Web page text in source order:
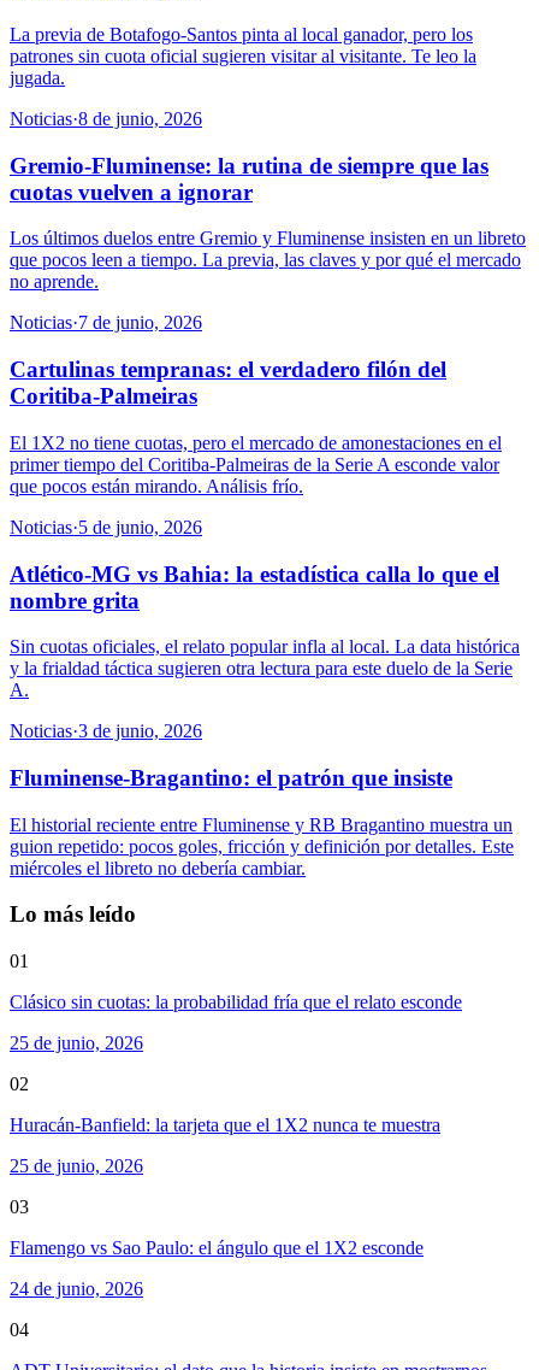
La previa de Botafogo-Santos pinta al local ganador, pero los
patrones sin cuota oficial sugieren visitar al visitante. Te leo la
jugada.
Noticias·8 de junio, 2026
Gremio-Fluminense: la rutina de siempre que las
cuotas vuelven a ignorar
Los últimos duelos entre Gremio y Fluminense insisten en un libreto
que pocos leen a tiempo. La previa, las claves y por qué el mercado
no aprende.
Noticias·7 de junio, 2026
Cartulinas tempranas: el verdadero filón del
Coritiba-Palmeiras
El 1X2 no tiene cuotas, pero el mercado de amonestaciones en el
primer tiempo del Coritiba-Palmeiras de la Serie A esconde valor
que pocos están mirando. Análisis frío.
Noticias·5 de junio, 2026
Atlético-MG vs Bahia: la estadística calla lo que el
nombre grita
Sin cuotas oficiales, el relato popular infla al local. La data histórica
y la frialdad táctica sugieren otra lectura para este duelo de la Serie
A.
Noticias·3 de junio, 2026
Fluminense-Bragantino: el patrón que insiste
El historial reciente entre Fluminense y RB Bragantino muestra un
guion repetido: pocos goles, fricción y definición por detalles. Este
miércoles el libreto no debería cambiar.
Lo más leído
01
Clásico sin cuotas: la probabilidad fría que el relato esconde
25 de junio, 2026
02
Huracán-Banfield: la tarjeta que el 1X2 nunca te muestra
25 de junio, 2026
03
Flamengo vs Sao Paulo: el ángulo que el 1X2 esconde
24 de junio, 2026
04